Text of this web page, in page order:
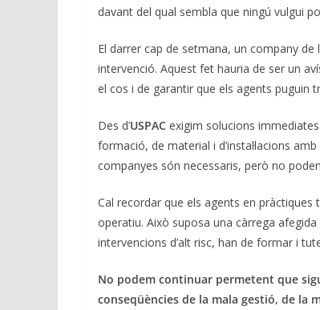
davant del qual sembla que ningú vulgui
El darrer cap de setmana, un company
intervenció. Aquest fet hauria de ser un
el cos i de garantir que els agents puguin
Des d’USPAC exigim solucions
formació, de material i d’instal·lacions amb
companyes són necessaris, però no
Cal recordar que els agents en
operatiu. Això suposa una càrrega
intervencions d’alt risc, han de formar i
No podem continuar permetent que
conseqüències de la mala gestió, de la